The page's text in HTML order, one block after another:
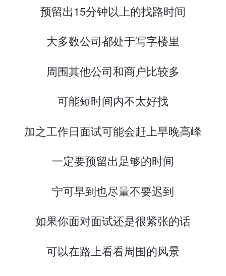
预留出15分钟以上的找路时间
大多数公司都处于写字楼里
周围其他公司和商户比较多
可能短时间内不太好找
加之工作日面试可能会赶上早晚高峰
一定要预留出足够的时间
宁可早到也尽量不要迟到
如果你面对面试还是很紧张的话
可以在路上看看周围的风景